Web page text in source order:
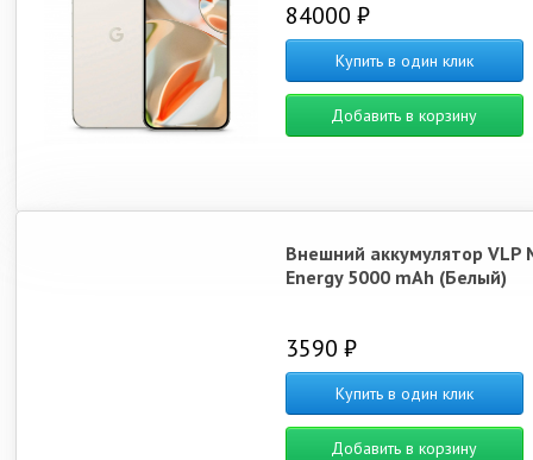
84000 ₽
Купить в один клик
Добавить в корзину
Внешний аккумулятор VLP
Energy 5000 mAh (Белый)
3590 ₽
Купить в один клик
Добавить в корзину